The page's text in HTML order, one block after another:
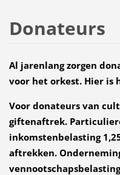
Donateurs
Al jarenlang zorgen
voor het orkest. Hier is
Voor donateurs van
giftenaftrek.
inkomstenbelasting
aftrekken.